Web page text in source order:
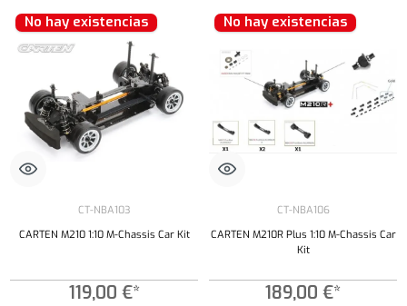
No hay existencias
CT-NBA103
CARTEN M210 1:10 M-Chassis Car Kit
119,00 €*
No hay existencias
CT-NBA106
CARTEN M210R Plus 1:10 M-Chassis Car
Kit
189,00 €*